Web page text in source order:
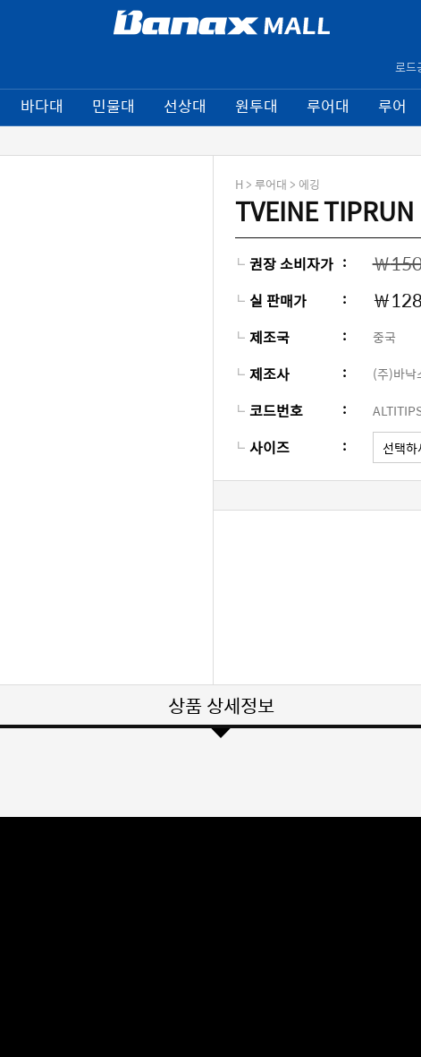
로드
바다대 민물대 선상대 원투대 루어대 루어
H > 루어대 > 에깅
TVEINE TIPRUN
권장 소비자가 : ￦
실 판매가 : ￦
제조국 : 중국
제조사 : (주)바낙
코드번호 :
사이즈 :
상품 상세정보